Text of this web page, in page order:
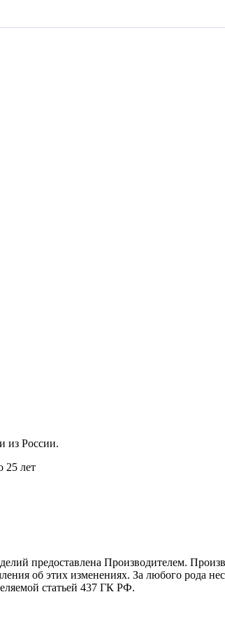
из России.
25 лет
предоставлена Производителем.
об этих изменениях. За любого рода
статьей 437 ГК РФ.